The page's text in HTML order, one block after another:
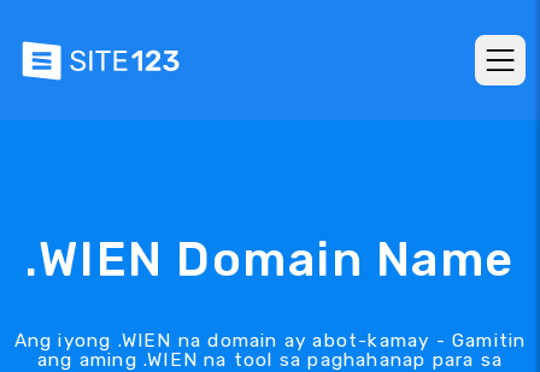
.WIEN Domain Name
Ang iyong .WIEN na domain ay abot-kamay - Gamitin
ang aming .WIEN na tool sa paghahanap para sa